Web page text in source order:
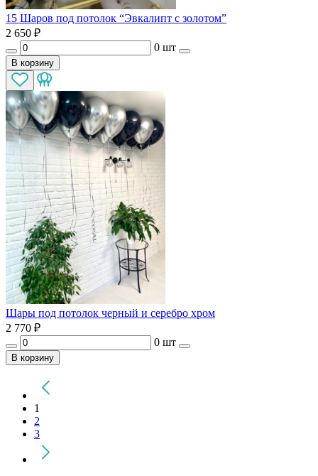
15 Шаров под потолок “Эвкалипт с золотом”
2 650 ₽
0 шт
В корзину
Шары под потолок черный и серебро хром
2 770 ₽
0 шт
В корзину
1
2
3